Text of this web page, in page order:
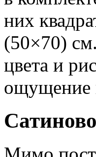
них
(50×70)
цвета и
ощущение